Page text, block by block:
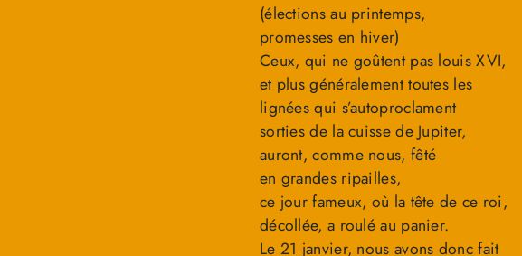
(élections au printemps,
promesses en hiver)
Ceux, qui ne goûtent pas louis XVI,
et plus généralement toutes les
lignées qui s’autoproclament
sorties de la cuisse de Jupiter,
auront, comme nous, fêté
en grandes ripailles,
ce jour fameux, où la tête de ce roi,
décollée, a roulé au panier.
Le 21 janvier, nous avons donc fait